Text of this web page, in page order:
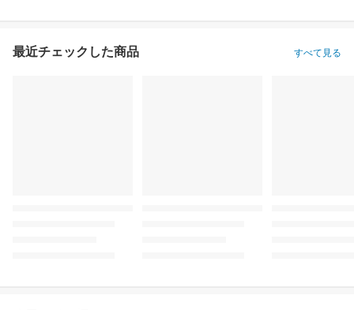
最近チェックした商品 すべて見る